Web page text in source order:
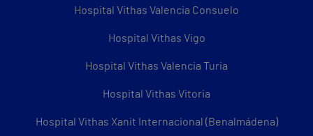
Hospital Vithas Valencia Consuelo
Hospital Vithas Vigo
Hospital Vithas Valencia Turia
Hospital Vithas Vitoria
Hospital Vithas Xanit Internacional (Benalmádena)